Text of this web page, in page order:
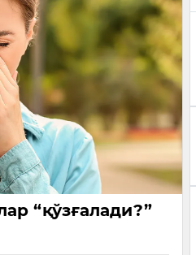
“қўзғалади?”